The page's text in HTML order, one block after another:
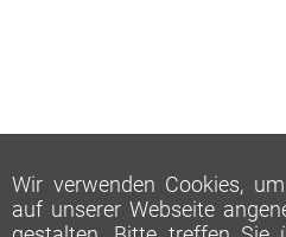
Wir verwenden Cookies,
auf unserer Webseite